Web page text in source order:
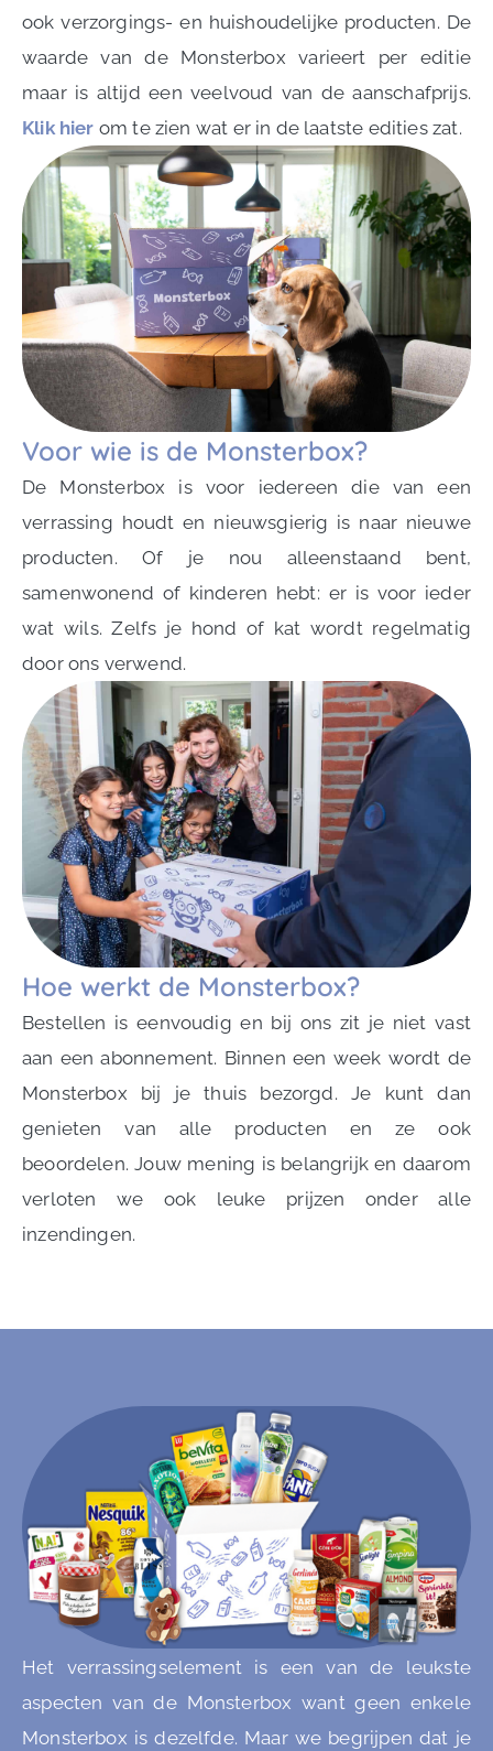
ook verzorgings- en huishoudelijke producten. De
waarde van de Monsterbox varieert per editie
maar is altijd een veelvoud van de aanschafprijs.
Klik hier om te zien wat er in de laatste edities zat.
Voor wie is de Monsterbox?
De Monsterbox is voor iedereen die van een
verrassing houdt en nieuwsgierig is naar nieuwe
producten. Of je nou alleenstaand bent,
samenwonend of kinderen hebt: er is voor ieder
wat wils. Zelfs je hond of kat wordt regelmatig
door ons verwend.
Hoe werkt de Monsterbox?
Bestellen is eenvoudig en bij ons zit je niet vast
aan een abonnement. Binnen een week wordt de
Monsterbox bij je thuis bezorgd. Je kunt dan
genieten van alle producten en ze ook
beoordelen. Jouw mening is belangrijk en daarom
verloten we ook leuke prijzen onder alle
inzendingen.
Het verrassingselement is een van de leukste
aspecten van de Monsterbox want geen enkele
Monsterbox is dezelfde. Maar we begrijpen dat je